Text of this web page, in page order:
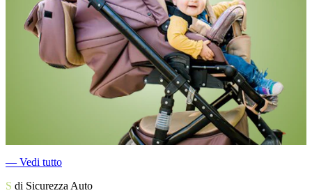
― Vedi tutto
S di Sicurezza Auto